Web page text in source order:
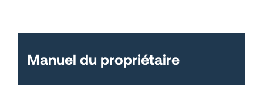
Manuel du propriétaire